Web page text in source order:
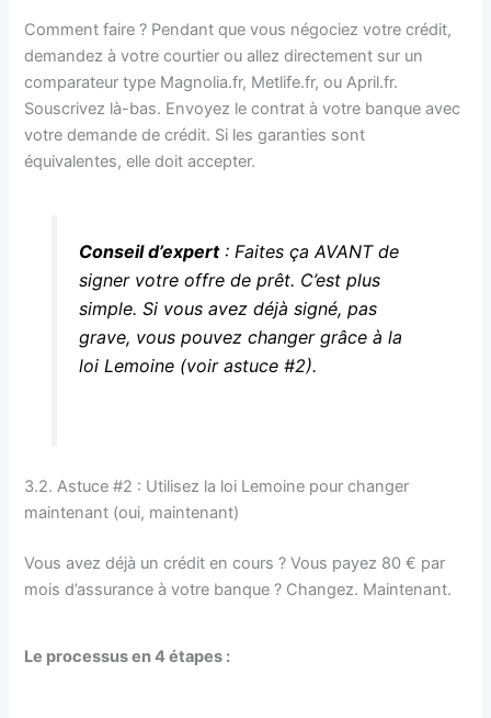
Comment faire ? Pendant que vous négociez votre crédit,
demandez à votre courtier ou allez directement sur un
comparateur type Magnolia.fr, Metlife.fr, ou April.fr.
Souscrivez là-bas. Envoyez le contrat à votre banque avec
votre demande de crédit. Si les garanties sont
équivalentes, elle doit accepter.
Conseil d’expert: Faites ça AVANT de
signer votre offre de prêt. C’est plus
simple. Si vous avez déjà signé, pas
grave, vous pouvez changer grâce à la
loi Lemoine (voir astuce #2).
3.2. Astuce #2 : Utilisez la loi Lemoine pour changer
maintenant (oui, maintenant)
Vous avez déjà un crédit en cours ? Vous payez 80 € par
mois d’assurance à votre banque ? Changez. Maintenant.
Le processus en 4 étapes :